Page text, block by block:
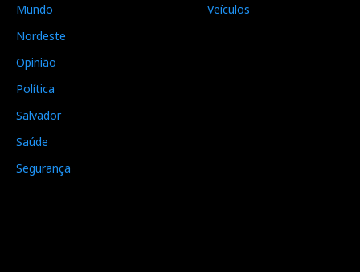
Mundo
Nordeste
Opinião
Política
Salvador
Saúde
Segurança
Veículos